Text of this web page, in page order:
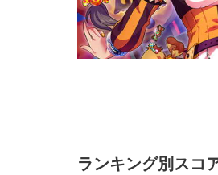
ランキング別スコ